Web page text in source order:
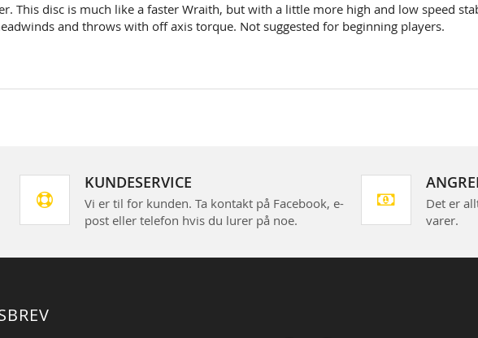
This disc is much like a faster Wraith, but with a little more high and low speed
and throws with off axis torque. Not suggested for beginning players.
KUNDESERVICE
Vi er til for kunden. Ta kontakt på Facebook, e-
post eller telefon hvis du lurer på noe.
Det er
varer.